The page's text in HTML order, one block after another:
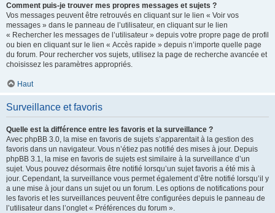
Comment puis-je trouver mes propres messages et sujets ?
Vos messages peuvent être retrouvés en cliquant sur le lien « Voir vos
messages » dans le panneau de l’utilisateur, en cliquant sur le lien
« Rechercher les messages de l’utilisateur » depuis votre propre page de profil
ou bien en cliquant sur le lien « Accès rapide » depuis n’importe quelle page
du forum. Pour rechercher vos sujets, utilisez la page de recherche avancée et
choisissez les paramètres appropriés.
Haut
Surveillance et favoris
Quelle est la différence entre les favoris et la surveillance ?
Avec phpBB 3.0, la mise en favoris de sujets s’apparentait à la gestion des
favoris dans un navigateur. Vous n’étiez pas notifié des mises à jour. Depuis
phpBB 3.1, la mise en favoris de sujets est similaire à la surveillance d’un
sujet. Vous pouvez désormais être notifié lorsqu’un sujet favoris a été mis à
jour. Cependant, la surveillance vous permet également d’être notifié lorsqu’il y
a une mise à jour dans un sujet ou un forum. Les options de notifications pour
les favoris et les surveillances peuvent être configurées depuis le panneau de
l’utilisateur dans l’onglet « Préférences du forum ».